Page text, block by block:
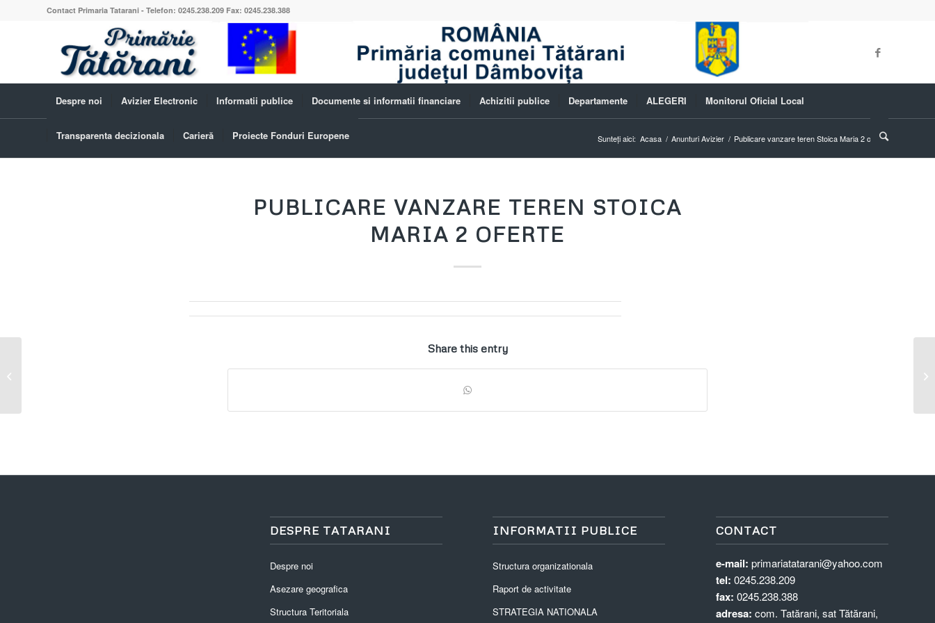
Contact Primaria Tatarani - Telefon: 0245.238.209 Fax: 0245.238.388
Despre noi Avizier Electronic Informatii publice Documente si informatii financiare Achizitii publice Departamente ALEGERI Monitorul Oficial Local
Transparenta decizionala Carieră Proiecte Fonduri Europene
Blog - Ultimele știri Sunteți aici: Acasa / Anunturi Avizier / Publicare vanzare teren Stoica Maria 2 oferte
PUBLICARE VANZARE TEREN STOICA
MARIA 2 OFERTE
Share this entry
DESPRE TATARANI
Despre noi
Asezare geografica
Structura Teritoriala
INFORMATII PUBLICE
Structura organizationala
Raport de activitate
STRATEGIA NATIONALA
CONTACT
e-mail: primariatatarani@yahoo.com
tel: 0245.238.209
fax: 0245.238.388
adresa: com. Tatărani, sat Tătărani,